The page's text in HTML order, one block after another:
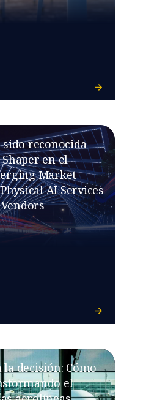
sido reconocida
en el
Market
AI Services
la decisión: Cómo
el